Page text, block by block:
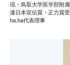
現・鳥取大学医学部附
連日本宣伝賞・正力賞
ha.ha代表理事